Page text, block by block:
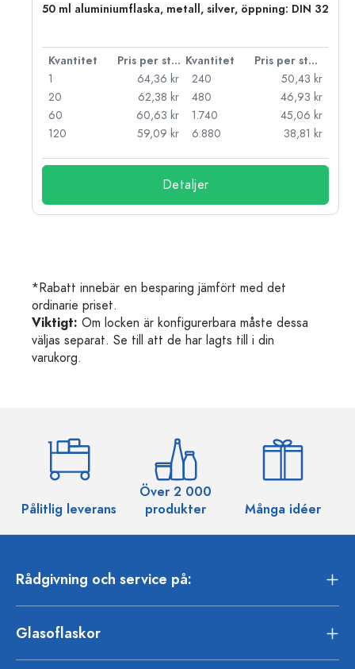
50 ml aluminiumflaska, metall, silver, öppning: DIN 32
Kvantitet Pris per styck Kvantitet
Pris per styck
1
64,36 kr
20
62,38 kr
60
60,63 kr
120
59,09 kr
240
50,43 kr
480
46,93 kr
1.740
45,06 kr
6.880
38,81 kr
Detaljer
*Rabatt innebär en besparing jämfört med det
ordinarie priset.
Viktigt: Om locken är konfigurerbara måste dessa
väljas separat. Se till att de har lagts till i din
varukorg.
Pålitlig leverans
Över 2 000
produkter
Många idéer
Rådgivning och service på:
Glasoflaskor